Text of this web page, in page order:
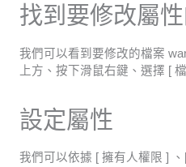
找到要修改屬
我們可以看到要修改的檔案
上方、按下滑鼠右鍵、選擇 [
設定屬性
我們可以依據 [ 擁有人權限 ]